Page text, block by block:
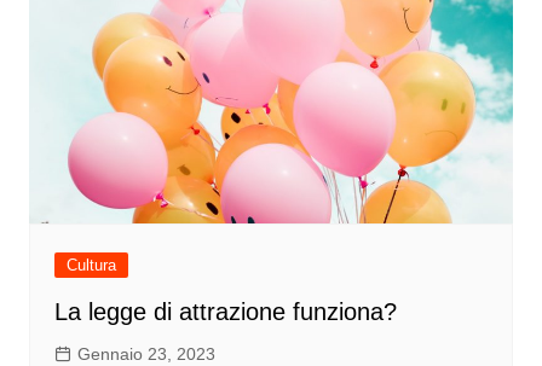
Cultura
La legge di attrazione funziona?
Gennaio 23, 2023